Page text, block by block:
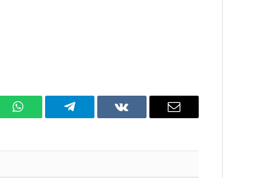
WhatsAppТелеграммВКонтактеЭлектронная